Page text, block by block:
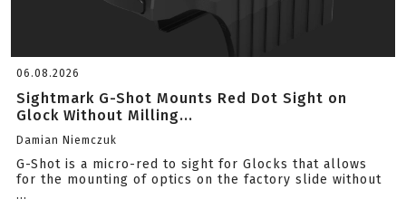
06.08.2026
Sightmark G-Shot Mounts Red Dot Sight on
Glock Without Milling...
Damian Niemczuk
G-Shot is a micro-red to sight for Glocks that allows
for the mounting of optics on the factory slide without
...